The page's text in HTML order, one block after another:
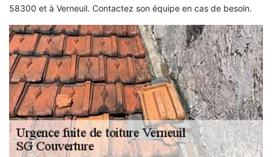
58300 et à Verneuil. Contactez son équipe en cas de besoin.